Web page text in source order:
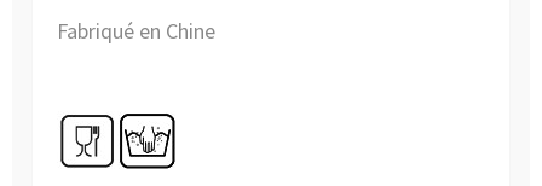
Fabriqué en Chine